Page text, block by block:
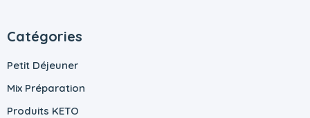
Catégories
Petit Déjeuner
Mix Préparation
Produits KETO